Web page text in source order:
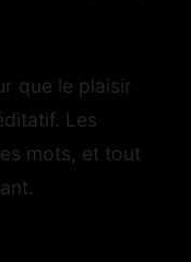
que le plaisir
Les
mots, et tout